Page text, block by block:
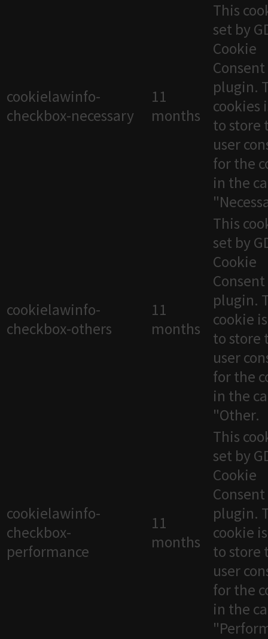
cookielawinfo-
checkbox-necessary
11
months
This
set by
Cookie
Consent
plugin.
cookies
to store
user
for the
in the
cookielawinfo-
checkbox-others
11
months
This
set by
Cookie
Consent
plugin.
cookie
to store
user
for the
in the
"Other.
cookielawinfo-
checkbox-
performance
11
months
This
set by
Cookie
Consent
plugin.
cookie
to store
user
for the
in the